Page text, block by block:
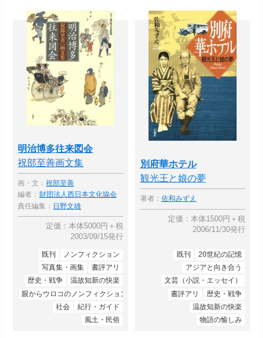
明治博多往来図会
祝部至善画文集
画・文：祝部至善
編者： 財団法人西日本文化協会
責任編集： 日野文雄
定価：本体5000円＋税
2003/09/15発行
既刊
ノンフィクション
写真集・画集
書評アリ
歴史・戦争
温故知新の快楽
眼からウロコのノンフィクション
社会
紀行・ガイド
風土・民俗
別府華ホテル
観光王と娘の夢
著者： 佐和みずえ
定価：本体1500円＋税
2006/11/30発行
既刊
20世紀の記憶
アジアと向き合う
文芸（小説・エッセイ）
書評アリ
歴史・戦争
温故知新の快楽
物語の愉しみ